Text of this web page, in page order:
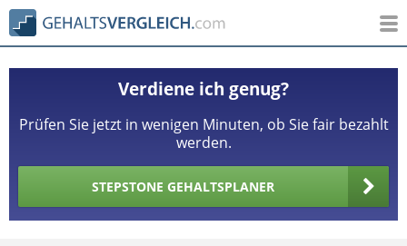
Verdiene ich genug?
Prüfen Sie jetzt in wenigen Minuten, ob Sie fair bezahlt
werden.
STEPSTONE GEHALTSPLANER